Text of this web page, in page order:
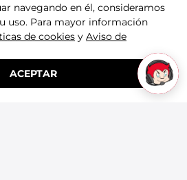
navegando en él, consideramos
uso. Para mayor información
de cookies y Aviso de
ACEPTAR